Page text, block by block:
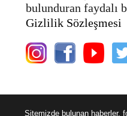
bulunduran faydalı
Gizlilik Sözleşmesi
Sitemizde bulunan haberler,